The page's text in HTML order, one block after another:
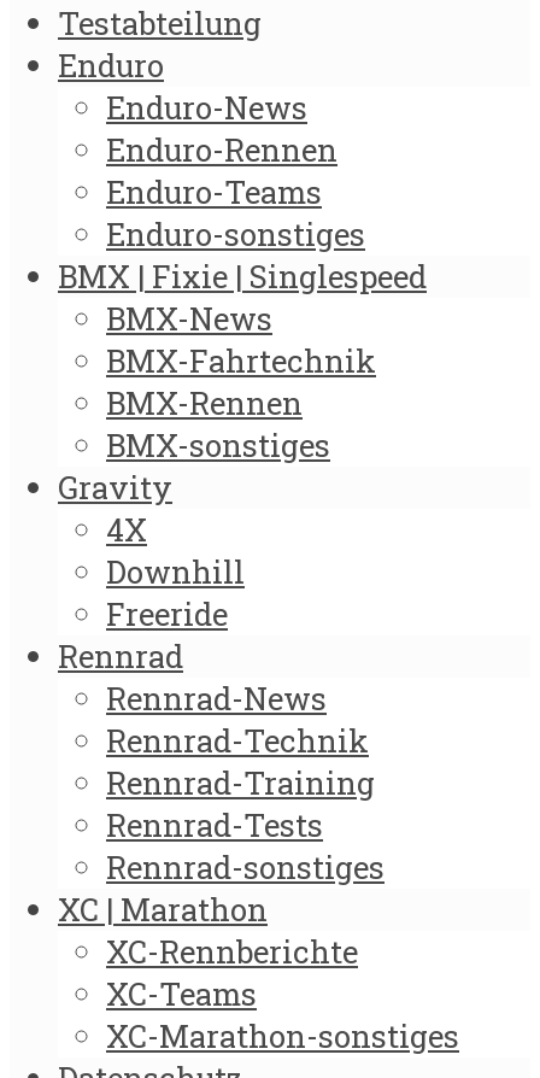
Testabteilung
Enduro
Enduro-News
Enduro-Rennen
Enduro-Teams
Enduro-sonstiges
BMX | Fixie | Singlespeed
BMX-News
BMX-Fahrtechnik
BMX-Rennen
BMX-sonstiges
Gravity
4X
Downhill
Freeride
Rennrad
Rennrad-News
Rennrad-Technik
Rennrad-Training
Rennrad-Tests
Rennrad-sonstiges
XC | Marathon
XC-Rennberichte
XC-Teams
XC-Marathon-sonstiges